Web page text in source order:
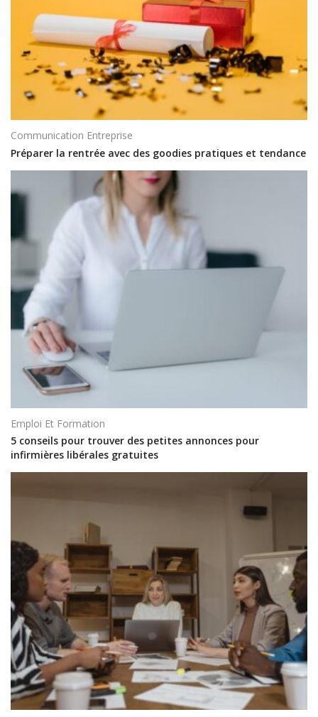
Communication Entreprise
Préparer la rentrée avec des goodies pratiques et tendance
Emploi Et Formation
5 conseils pour trouver des petites annonces pour
infirmières libérales gratuites